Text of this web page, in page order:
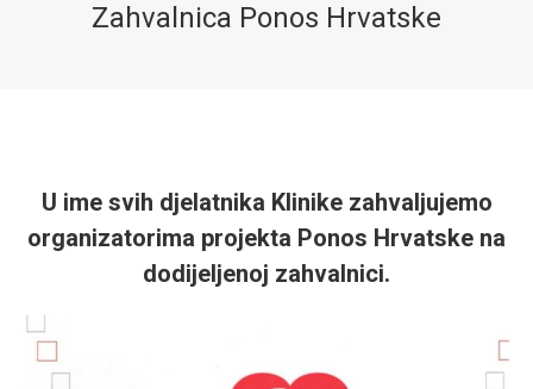
Zahvalnica Ponos Hrvatske
U ime svih djelatnika Klinike zahvaljujemo
organizatorima projekta Ponos Hrvatske na
dodijeljenoj zahvalnici.